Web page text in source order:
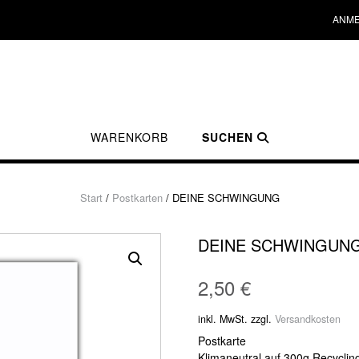
WARENKORB SUCHEN
Start/ Postkarten/ DEINE SCHWINGUNG
DEINE
2,50 €
inkl. MwSt. zzgl. Versandkosten
Postkarte